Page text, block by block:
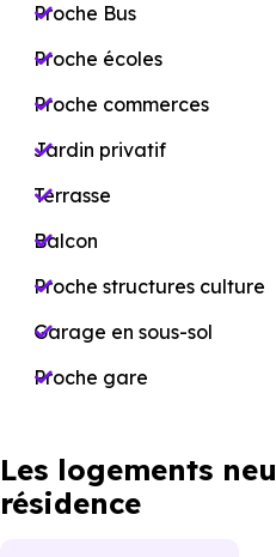
Proche Bus
Proche écoles
Proche commerces
Jardin privatif
Terrasse
Balcon
Proche structures culture
Garage en sous-sol
Proche gare
Les logements
résidence